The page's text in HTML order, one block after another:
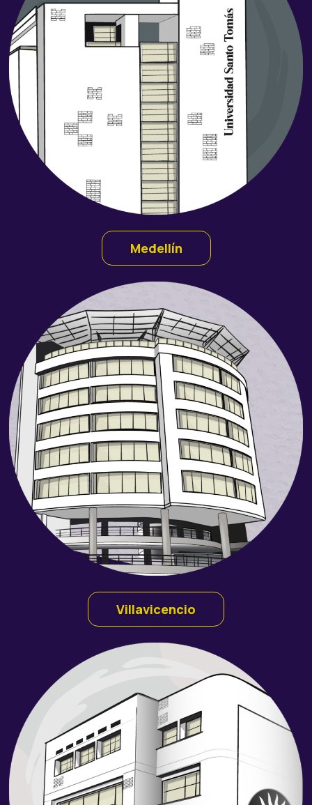
Medellín
Villavicencio